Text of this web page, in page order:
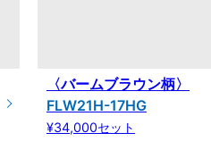
〈バームブラウン柄〉
FLW21H-17HG
¥34,000セット